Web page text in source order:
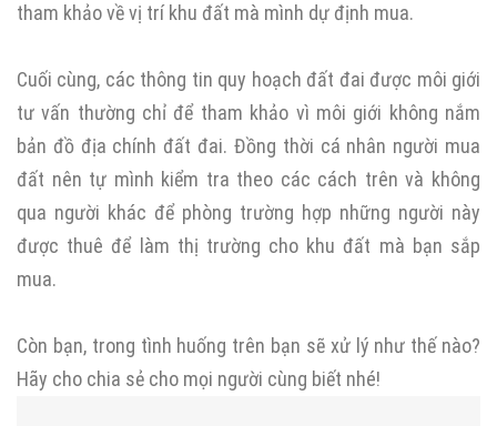
tham khảo về vị trí khu đất mà mình dự định mua.
Cuối cùng, các thông tin quy hoạch đất đai được môi giới
tư vấn thường chỉ để tham khảo vì môi giới không nắm
bản đồ địa chính đất đai. Đồng thời cá nhân người mua
đất nên tự mình kiểm tra theo các cách trên và không
qua người khác để phòng trường hợp những người này
được thuê để làm thị trường cho khu đất mà bạn sắp
mua.
Còn bạn, trong tình huống trên bạn sẽ xử lý như thế nào?
Hãy cho chia sẻ cho mọi người cùng biết nhé!